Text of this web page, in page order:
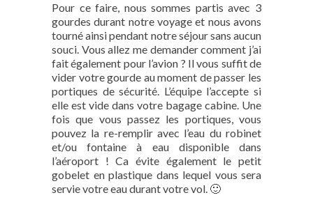
Pour ce faire, nous sommes partis avec 3
gourdes durant notre voyage et nous avons
tourné ainsi pendant notre séjour sans aucun
souci. Vous allez me demander comment j’ai
fait également pour l’avion ? Il vous suffit de
vider votre gourde au moment de passer les
portiques de sécurité. L’équipe l’accepte si
elle est vide dans votre bagage cabine. Une
fois que vous passez les portiques, vous
pouvez la re-remplir avec l’eau du robinet
et/ou fontaine à eau disponible dans
l’aéroport ! Ca évite également le petit
gobelet en plastique dans lequel vous sera
servie votre eau durant votre vol. 🙂